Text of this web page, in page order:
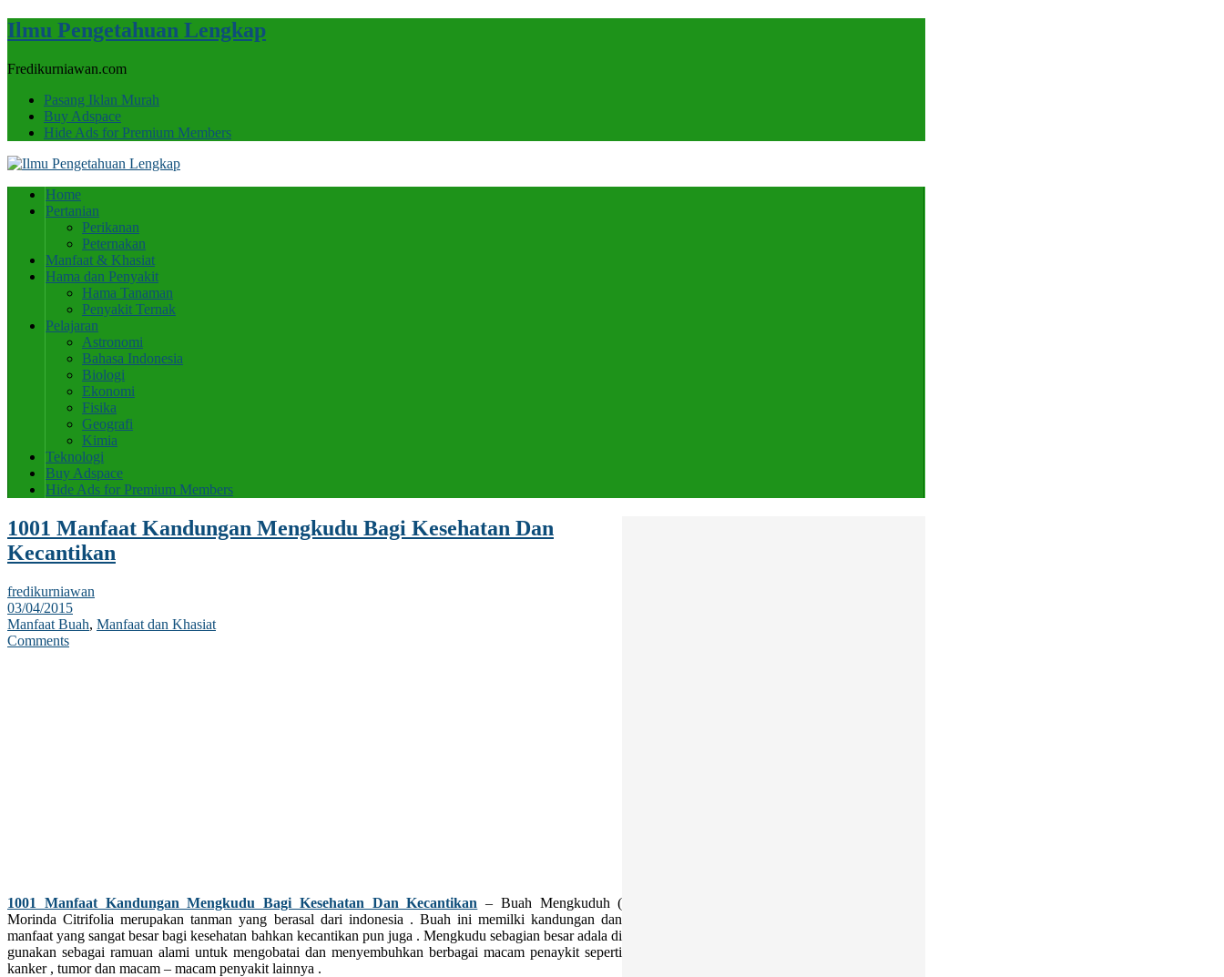
Ilmu Pengetahuan Lengkap
Fredikurniawan.com
Pasang Iklan Murah
Buy Adspace
Hide Ads for Premium Members
Home
Pertanian
Perikanan
Peternakan
Manfaat & Khasiat
Hama dan Penyakit
Hama Tanaman
Penyakit Ternak
Pelajaran
Astronomi
Bahasa Indonesia
Biologi
Ekonomi
Fisika
Geografi
Kimia
Teknologi
Buy Adspace
Hide Ads for Premium Members
1001 Manfaat Kandungan Mengkudu Bagi Kesehatan Dan
Kecantikan
fredikurniawan
03/04/2015
Manfaat Buah, Manfaat dan Khasiat
Comments
1001 Manfaat Kandungan Mengkudu Bagi Kesehatan Dan Kecantikan – Buah Mengkuduh (
Morinda Citrifolia merupakan tanman yang berasal dari indonesia . Buah ini memilki kandungan dan
manfaat yang sangat besar bagi kesehatan bahkan kecantikan pun juga . Mengkudu sebagian besar adala di
gunakan sebagai ramuan alami untuk mengobatai dan menyembuhkan berbagai macam penaykit seperti
kanker , tumor dan macam – macam penyakit lainnya .